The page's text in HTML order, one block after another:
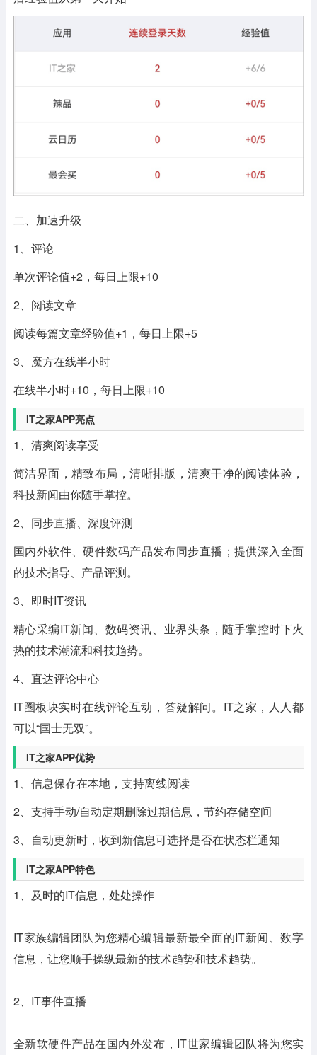
二、加速升级
1、评论
单次评论值+2，每日上限+10
2、阅读文章
阅读每篇文章经验值+1，每日上限+5
3、魔方在线半小时
在线半小时+10，每日上限+10
IT之家APP亮点
1、清爽阅读享受
简洁界面，精致布局，清晰排版，清爽干净的阅读体验，
科技新闻由你随手掌控。
2、同步直播、深度评测
国内外软件、硬件数码产品发布同步直播；提供深入全面
的技术指导、产品评测。
3、即时IT资讯
精心采编IT新闻、数码资讯、业界头条，随手掌控时下火
热的技术潮流和科技趋势。
4、直达评论中心
IT圈板块实时在线评论互动，答疑解问。IT之家，人人都
可以“国士无双”。
IT之家APP优势
1、信息保存在本地，支持离线阅读
2、支持手动/自动定期删除过期信息，节约存储空间
3、自动更新时，收到新信息可选择是否在状态栏通知
IT之家APP特色
1、及时的IT信息，处处操作
IT家族编辑团队为您精心编辑最新最全面的IT新闻、数字
信息，让您顺手操纵最新的技术趋势和技术趋势。
2、IT事件直播
全新软硬件产品在国内外发布，IT世家编辑团队将为您实